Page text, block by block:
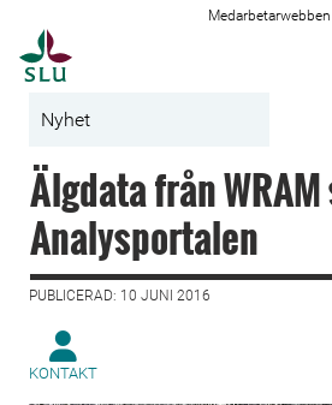
Medarbetarwebben
Nyhet
Älgdata från
Analysportalen
PUBLICERAD: 10 JUNI 2016
KONTAKT